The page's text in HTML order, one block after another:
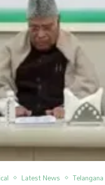
Latest News Telangana